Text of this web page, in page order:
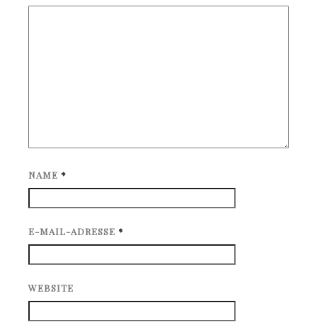
NAME *
E-MAIL-ADRESSE *
WEBSITE